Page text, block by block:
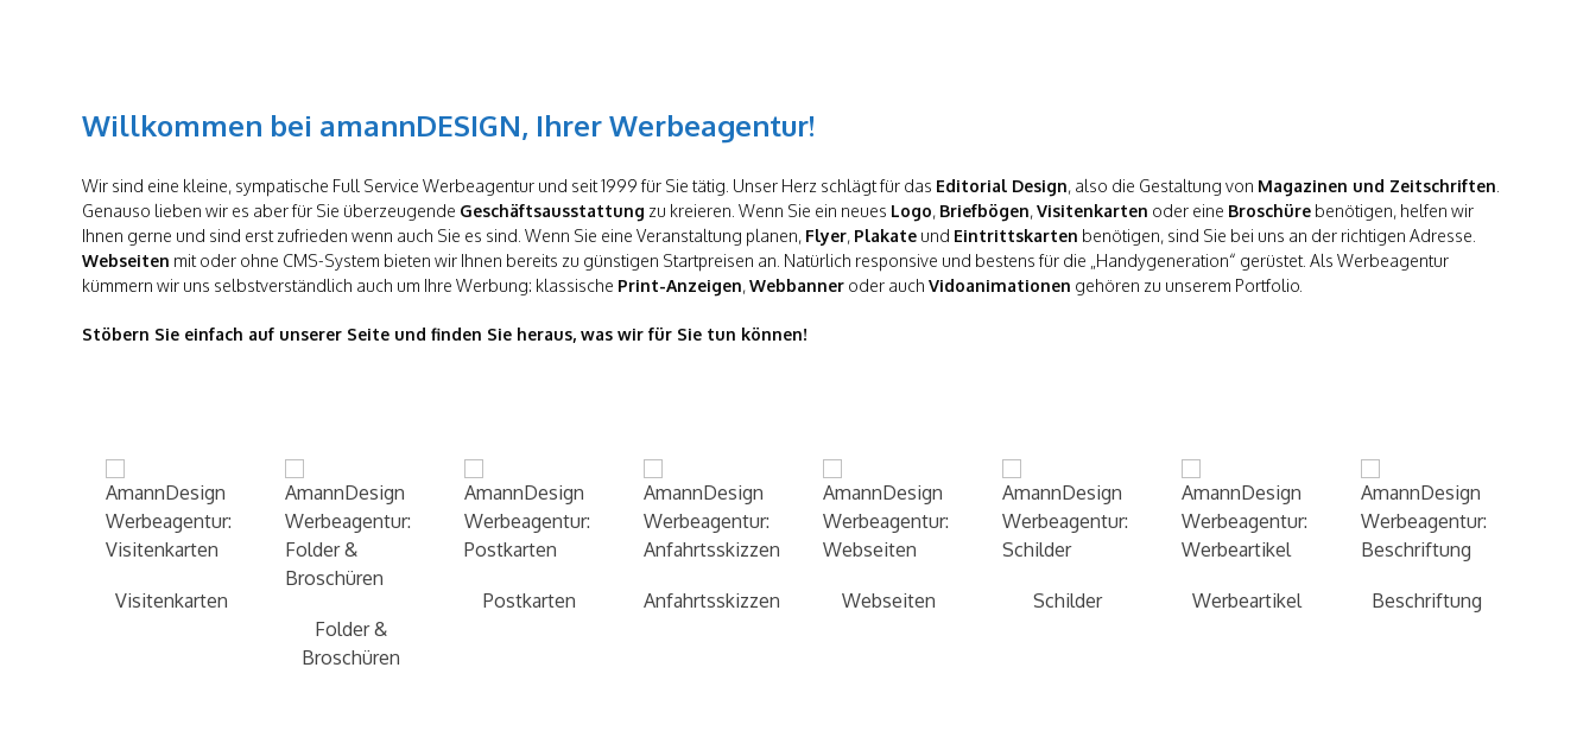
Willkommen bei amannDESIGN, Ihrer Werbeagentur!
Wir sind eine kleine, sympatische Full Service Werbeagentur und seit 1999 für Sie tätig. Unser Herz schlägt für das Editorial Design, also die Gestaltung von Magazinen und Zeitschriften
Genauso lieben wir es aber für Sie überzeugende Geschäftsausstattung zu kreieren. Wenn Sie ein neues Logo, Briefbögen,Visitenkarten oder eine Broschürebenötigen, helfen wir
Ihnen gerne und sind erst zufrieden wenn auch Sie es sind. Wenn Sie eine Veranstaltung planen, Flyer, Plakateund Eintrittskarten benötigen, sind Sie bei uns an der richtigen Adresse.
Webseiten mit oder ohne CMS-System bieten wir Ihnen bereits zu günstigen Startpreisen an. Natürlich responsive und bestens für die „Handygeneration“ gerüstet. Als Werbeagentur
kümmern wir uns selbstverständlich auch um Ihre Werbung: klassische Print-Anzeigen,Webbanneroder auch Vidoanimationen gehören zu unserem Portfolio.
Stöbern Sie einfach auf unserer Seite und finden Sie heraus, was wir für Sie tun können!
Anfahrtsskizzen Webseiten Schilder Werbeartikel Beschriftung Flyer